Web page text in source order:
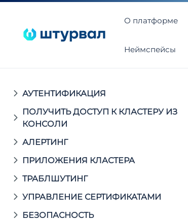
О платформе
Неймспейсы
АУТЕНТИФИКАЦИЯ
ПОЛУЧИТЬ ДОСТУП К КЛАСТЕРУ ИЗ
КОНСОЛИ
АЛЕРТИНГ
ПРИЛОЖЕНИЯ КЛАСТЕРА
ТРАБЛШУТИНГ
УПРАВЛЕНИЕ СЕРТИФИКАТАМИ
БЕЗОПАСНОСТЬ